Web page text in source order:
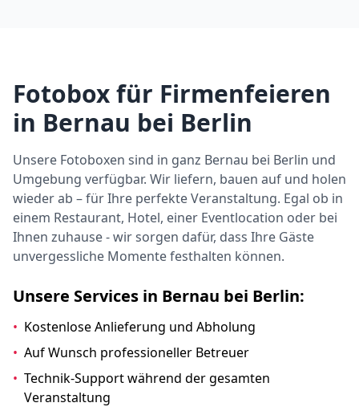
Fotobox für Firmenfeieren
in Bernau bei Berlin
Unsere Fotoboxen sind in ganz Bernau bei Berlin und
Umgebung verfügbar. Wir liefern, bauen auf und holen
wieder ab – für Ihre perfekte Veranstaltung. Egal ob in
einem Restaurant, Hotel, einer Eventlocation oder bei
Ihnen zuhause - wir sorgen dafür, dass Ihre Gäste
unvergessliche Momente festhalten können.
Unsere Services in Bernau bei Berlin:
• Kostenlose Anlieferung und Abholung
• Auf Wunsch professioneller Betreuer
• Technik-Support während der gesamten
Veranstaltung